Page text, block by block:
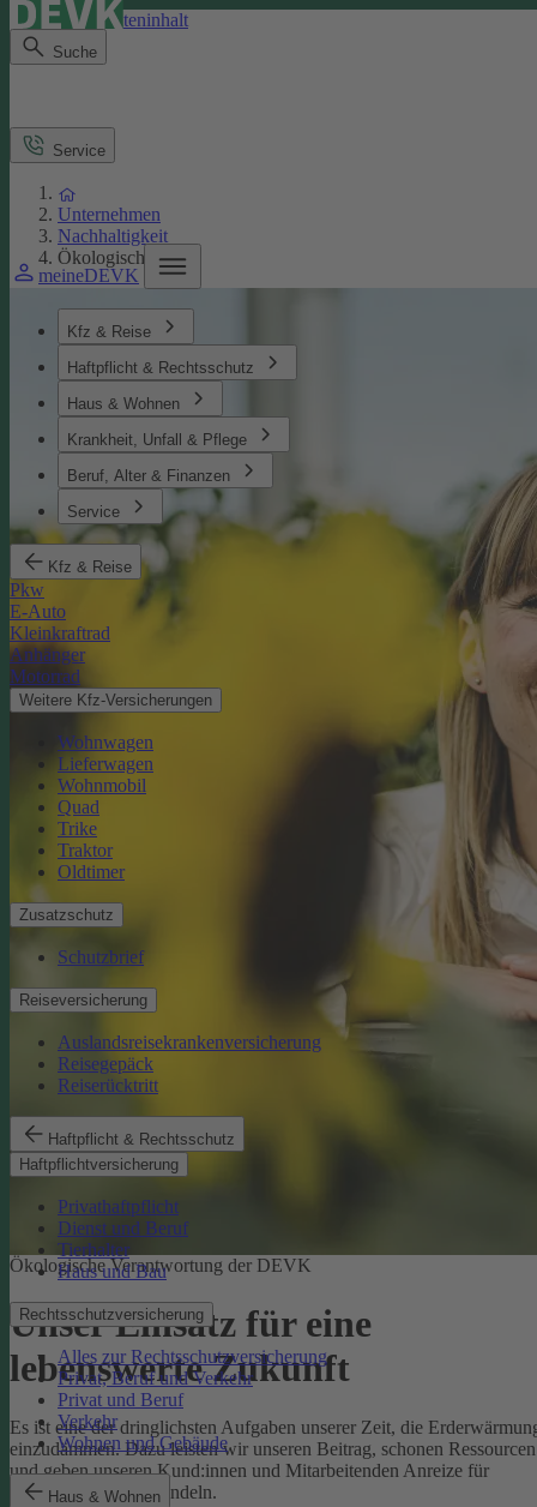
Direkt zum Seiteninhalt
Suche
meineDEVK
Kfz & Reise
Haftpflicht & Rechtsschutz
Haus & Wohnen
Krankheit, Unfall & Pflege
Beruf, Alter & Finanzen
Service
Kfz & Reise
Pkw
E-Auto
Kleinkraftrad
Anhänger
Motorrad
Weitere Kfz-Versicherungen
Wohnwagen
Lieferwagen
Wohnmobil
Quad
Trike
Traktor
Oldtimer
Zusatzschutz
Schutzbrief
Reiseversicherung
Auslandsreisekrankenversicherung
Reisegepäck
Reiserücktritt
Haftpflicht & Rechtsschutz
Haftpflichtversicherung
Privathaftpflicht
Dienst und Beruf
Tierhalter
Haus und Bau
Rechtsschutzversicherung
Alles zur Rechtsschutzversicherung
Privat, Beruf und Verkehr
Privat und Beruf
Verkehr
Wohnen und Gebäude
Haus & Wohnen
Service
Unternehmen
Nachhaltigkeit
Ökologisches
Ökologische Verantwortung der DEVK
Unser Einsatz für eine
lebenswerte Zukunft
Es ist eine der dringlichsten Aufgaben unserer Zeit, die
einzudämmen. Dazu leisten wir unseren Beitrag, schonen Ressourcen
und geben unseren Kund:innen und Mitarbeitenden Anreize für
umweltbewusstes Handeln.